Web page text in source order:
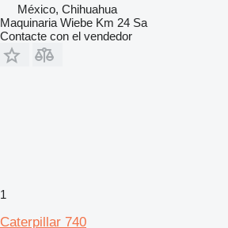
México, Chihuahua
Maquinaria Wiebe Km 24 Sa
Contacte con el vendedor
1
Caterpillar 740